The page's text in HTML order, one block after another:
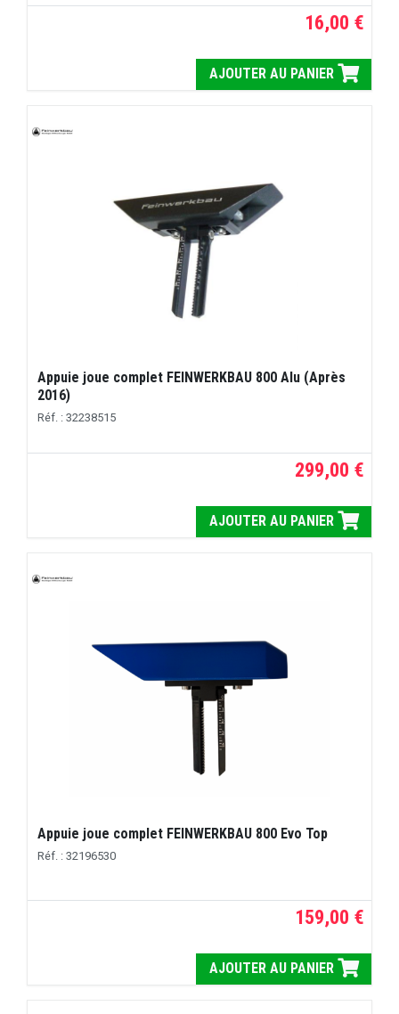
16,00 €
AJOUTER AU PANIER
Appuie joue complet FEINWERKBAU 800 Alu (Après
2016)
Réf. : 32238515
299,00 €
AJOUTER AU PANIER
Appuie joue complet FEINWERKBAU 800 Evo Top
Réf. : 32196530
159,00 €
AJOUTER AU PANIER